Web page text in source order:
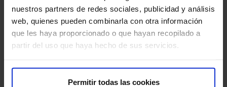
nuestros partners de redes sociales, publicidad y análisis
web, quienes pueden combinarla con otra información
que les haya proporcionado o que hayan recopilado a
partir del uso que haya hecho de sus servicios.
Permitir todas las cookies